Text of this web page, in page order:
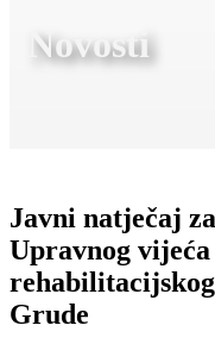
Novosti
Javni natječaj
Upravnog
Grude